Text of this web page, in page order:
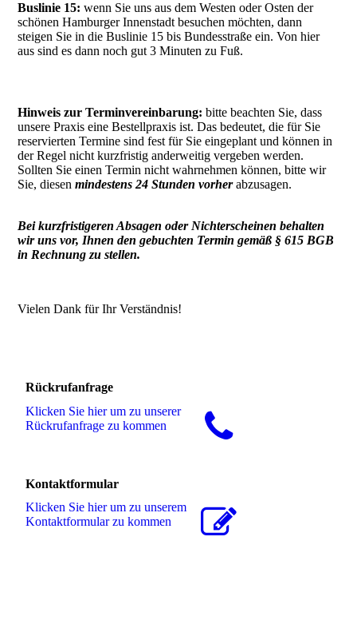
Buslinie 15: wenn Sie uns aus dem Westen oder Osten der
schönen Hamburger Innenstadt besuchen möchten, dann
steigen Sie in die Buslinie 15 bis Bundesstraße ein. Von hier
aus sind es dann noch gut 3 Minuten zu Fuß.
Hinweis zur Terminvereinbarung: bitte beachten Sie, dass
unsere Praxis eine Bestellpraxis ist. Das bedeutet, die für Sie
reservierten Termine sind fest für Sie eingeplant und können in
der Regel nicht kurzfristig anderweitig vergeben werden.
Sollten Sie einen Termin nicht wahrnehmen können, bitte wir
Sie, diesenmindestens 24 Stunden vorherabzusagen.
Bei kurzfristigeren Absagen oder Nichterscheinen behalten
wir uns vor, Ihnen den gebuchten Termin gemäß § 615 BGB
in Rechnung zu stellen.
Vielen Dank für Ihr Verständnis!
Rückrufanfrage
Klicken Sie hier um zu unserer
Rückrufanfrage zu kommen
Kontaktformular
Klicken Sie hier um zu unserem
Kon­takt­for­mu­lar zu kommen